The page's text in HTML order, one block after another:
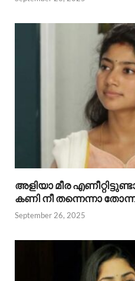
അളിയാ മീര
കണി നീ തന്നെന്നാ
September 26, 2025